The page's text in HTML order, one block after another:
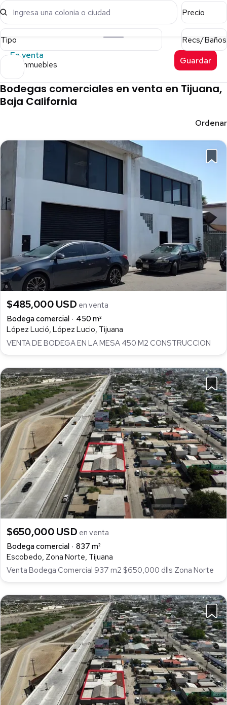
Ingresa una colonia o ciudad Precio
Tipo
Recs/Baños
En venta
46 inmuebles Guardar
Bodegas comerciales en venta en Tijuana,
Baja California
Ordenar
$485,000 USD en venta
Bodega comercial
450 m²
López Lució, López Lucio, Tijuana
VENTA DE BODEGA EN LA MESA 450 M2 CONSTRUCCION
$650,000 USD en venta
Bodega comercial
837 m²
Escobedo, Zona Norte, Tijuana
Venta Bodega Comercial 937 m2 $650,000 dlls Zona Norte